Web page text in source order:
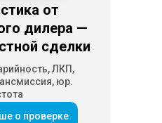
ЛКП,
юр.
от
дилера —
сделки
о проверке